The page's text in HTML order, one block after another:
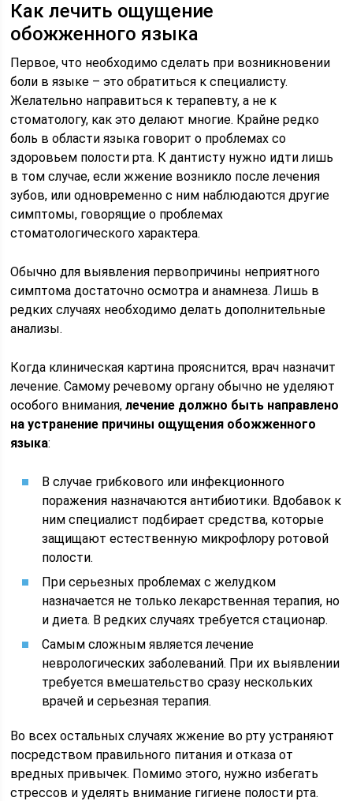
Как лечить ощущение
обожженного языка
Первое, что необходимо сделать при возникновении
боли в языке – это обратиться к специалисту.
Желательно направиться к терапевту, а не к
стоматологу, как это делают многие. Крайне редко
боль в области языка говорит о проблемах со
здоровьем полости рта. К дантисту нужно идти лишь
в том случае, если жжение возникло после лечения
зубов, или одновременно с ним наблюдаются другие
симптомы, говорящие о проблемах
стоматологического характера.
Обычно для выявления первопричины неприятного
симптома достаточно осмотра и анамнеза. Лишь в
редких случаях необходимо делать дополнительные
анализы.
Когда клиническая картина прояснится, врач назначит
лечение. Самому речевому органу обычно не уделяют
особого внимания,лечение должно быть направлено
на устранение причины ощущения обожженного
языка:
В случае грибкового или инфекционного
поражения назначаются антибиотики. Вдобавок к
ним специалист подбирает средства, которые
защищают естественную микрофлору ротовой
полости.
При серьезных проблемах с желудком
назначается не только лекарственная терапия, но
и диета. В редких случаях требуется стационар.
Самым сложным является лечение
неврологических заболеваний. При их выявлении
требуется вмешательство сразу нескольких
врачей и серьезная терапия.
Во всех остальных случаях жжение во рту устраняют
посредством правильного питания и отказа от
вредных привычек. Помимо этого, нужно избегать
стрессов и уделять внимание гигиене полости рта.